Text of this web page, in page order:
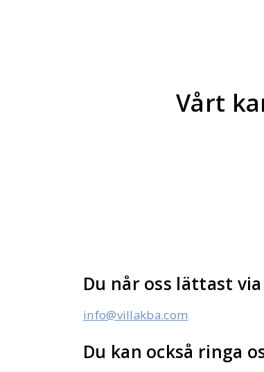
Vårt
Du når oss lättast
info@villakba.com
Du kan också ringa